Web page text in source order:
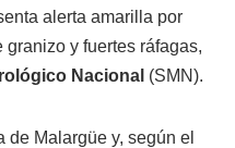
alerta amarilla por
y fuertes ráfagas,
Nacional (SMN).
Malargüe y, según el